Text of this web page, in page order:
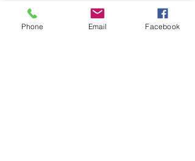
Phone Email Facebook